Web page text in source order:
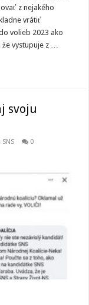
z nejakého
vrátiť
volieb 2023 ako
vystupuje z …
svoju
SNS 0